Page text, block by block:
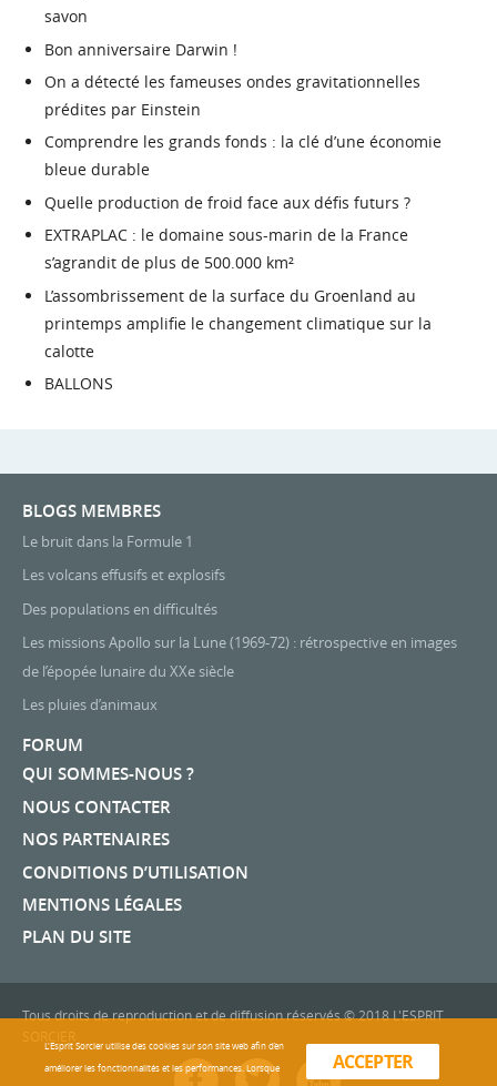
savon
Bon anniversaire Darwin !
On a détecté les fameuses ondes gravitationnelles
prédites par Einstein
Comprendre les grands fonds : la clé d’une économie
bleue durable
Quelle production de froid face aux défis futurs ?
EXTRAPLAC : le domaine sous-marin de la France
s’agrandit de plus de 500.000 km²
L’assombrissement de la surface du Groenland au
printemps amplifie le changement climatique sur la
calotte
BALLONS
BLOGS MEMBRES
Le bruit dans la Formule 1
Les volcans effusifs et explosifs
Des populations en difficultés
Les missions Apollo sur la Lune (1969-72) : rétrospective en images
de l’épopée lunaire du XXe siècle
Les pluies d’animaux
FORUM
QUI SOMMES-NOUS ?
NOUS CONTACTER
NOS PARTENAIRES
CONDITIONS D’UTILISATION
MENTIONS LÉGALES
PLAN DU SITE
Tous droits de reproduction et de diffusion réservés © 2018 L'ESPRIT
ACCEPTER
L'Esprit Sorcier utilise des cookies sur son site web afin d’en
améliorer les fonctionnalités et les performances. Lorsque